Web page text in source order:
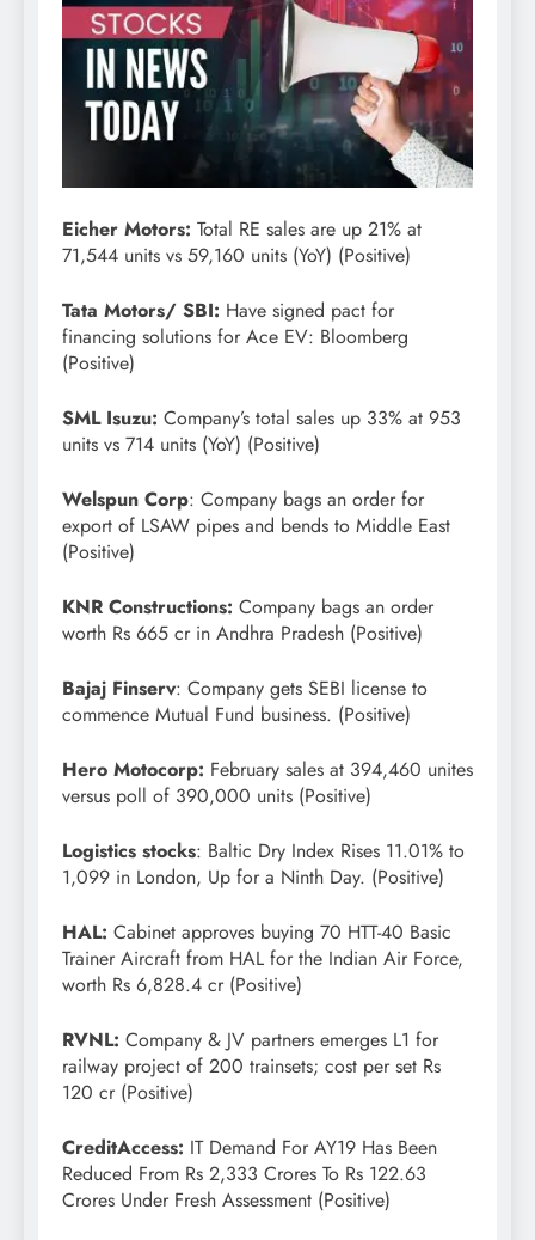
Eicher Motors: Total RE sales are up 21% at
71,544 units vs 59,160 units (YoY) (Positive)
Tata Motors/ SBI: Have signed pact for
financing solutions for Ace EV: Bloomberg
(Positive)
SML Isuzu: Company’s total sales up 33% at 953
units vs 714 units (YoY) (Positive)
Welspun Corp: Company bags an order for
export of LSAW pipes and bends to Middle East
(Positive)
KNR Constructions: Company bags an order
worth Rs 665 cr in Andhra Pradesh (Positive)
Bajaj Finserv: Company gets SEBI license to
commence Mutual Fund business. (Positive)
Hero Motocorp: February sales at 394,460 unites
versus poll of 390,000 units (Positive)
Logistics stocks: Baltic Dry Index Rises 11.01% to
1,099 in London, Up for a Ninth Day. (Positive)
HAL: Cabinet approves buying 70 HTT-40 Basic
Trainer Aircraft from HAL for the Indian Air Force,
worth Rs 6,828.4 cr (Positive)
RVNL: Company & JV partners emerges L1 for
railway project of 200 trainsets; cost per set Rs
120 cr (Positive)
CreditAccess: IT Demand For AY19 Has Been
Reduced From Rs 2,333 Crores To Rs 122.63
Crores Under Fresh Assessment (Positive)